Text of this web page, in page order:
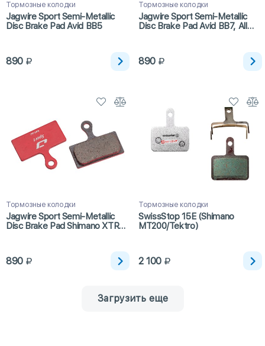
Тормозные колодки
Jagwire Sport Semi-Metallic
Disc Brake Pad Avid BB5
890
Тормозные колодки
Jagwire Sport Semi-Metallic
Disc Brake Pad Avid BB7, All
890
Тормозные колодки
Jagwire Sport Semi-Metallic
Disc Brake Pad Shimano XTR
890
Тормозные колодки
SwissStop 15E (Shimano
MT200/Tektro)
2 100
Загрузить еще